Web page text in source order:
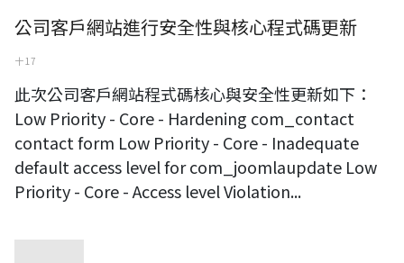
公司客戶網站進行安全性與核心程式碼更新
十 17
此次公司客戶網站程式碼核心與安全性更新如下：
Low Priority - Core - Hardening com_contact
contact form Low Priority - Core - Inadequate
default access level for com_joomlaupdate Low
Priority - Core - Access level Violation...